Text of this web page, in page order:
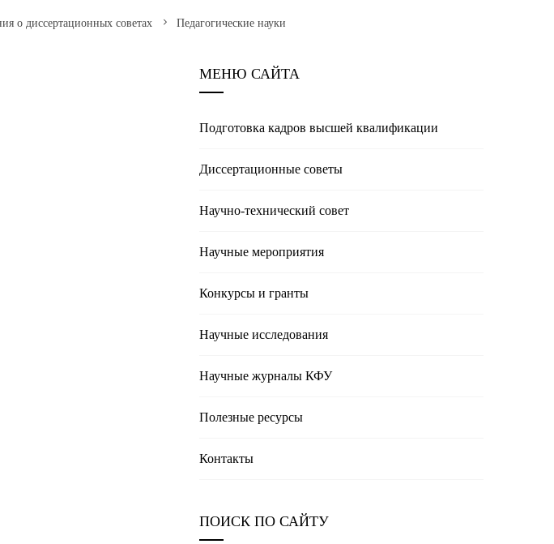
о диссертационных советах Педагогические науки
МЕНЮ САЙТА
Подготовка кадров высшей квалификации
Диссертационные советы
Научно-технический совет
Научные мероприятия
Конкурсы и гранты
Научные исследования
Научные журналы КФУ
Полезные реcурсы
Контакты
ПОИСК ПО САЙТУ